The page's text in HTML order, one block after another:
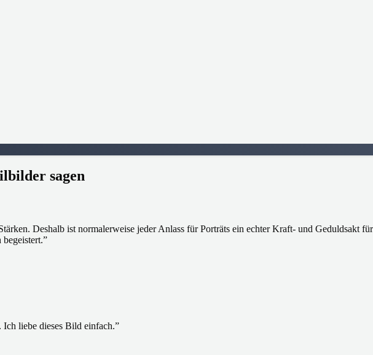
sagen
Deshalb ist normalerweise jeder Anlass für Porträts ein echter Kraft- und Geduldsakt
”
liebe dieses Bild einfach.”